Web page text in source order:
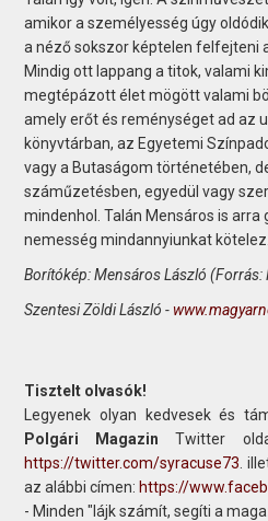
amikor a személyesség úgy
a néző sokszor képtelen felfejteni
Mindig ott lappang a titok, valami
megtépázott élet mögött valami
amely erőt és reménységet ad az
könyvtárban, az Egyetemi
vagy a Butaságom történetében,
száműzetésben, egyedül vagy
mindenhol. Talán Mensáros is arra
nemesség mindannyiunkat kötelez.
Borítókép: Mensáros László (Forrás:
Szentesi Zöldi László -
Tisztelt olvasók!
Legyenek olyan kedvesek és
Polgári Magazin Twitter
https://twitter.com/syracuse73 .
az alábbi címen: https://
- Minden "lájk számít, segíti a